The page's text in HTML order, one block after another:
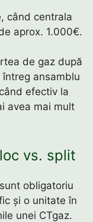
când centrala
aprox. 1.000€.
de gaz după
ansamblu
efectiv la
avea mai mult
vs. split
obligatoriu
și o unitate în
unei CTgaz.